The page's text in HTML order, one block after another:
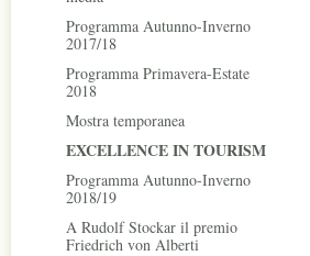
Programma Autunno-Inverno
2017/18
Programma Primavera-Estate
2018
Mostra temporanea
EXCELLENCE IN TOURISM
Programma Autunno-Inverno
2018/19
A Rudolf Stockar il premio
Friedrich von Alberti